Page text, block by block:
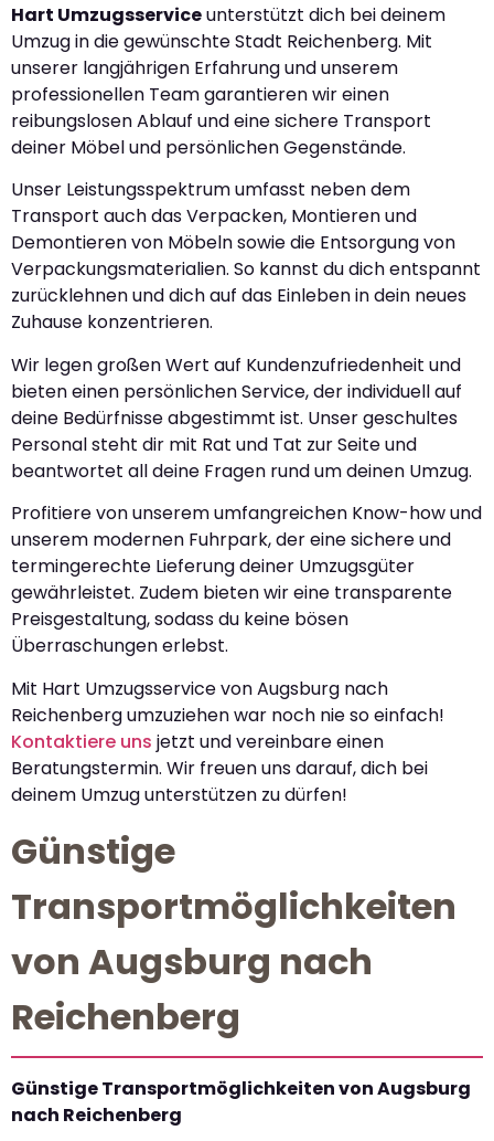
Hart Umzugsserviceunterstützt dich bei deinem
Umzug in die gewünschte Stadt Reichenberg. Mit
unserer langjährigen Erfahrung und unserem
professionellen Team garantieren wir einen
reibungslosen Ablauf und eine sichere Transport
deiner Möbel und persönlichen Gegenstände.
Unser Leistungsspektrum umfasst neben dem
Transport auch das Verpacken, Montieren und
Demontieren von Möbeln sowie die Entsorgung von
Verpackungsmaterialien. So kannst du dich entspannt
zurücklehnen und dich auf das Einleben in dein neues
Zuhause konzentrieren.
Wir legen großen Wert auf Kundenzufriedenheit und
bieten einen persönlichen Service, der individuell auf
deine Bedürfnisse abgestimmt ist. Unser geschultes
Personal steht dir mit Rat und Tat zur Seite und
beantwortet all deine Fragen rund um deinen Umzug.
Profitiere von unserem umfangreichen Know-how und
unserem modernen Fuhrpark, der eine sichere und
termingerechte Lieferung deiner Umzugsgüter
gewährleistet. Zudem bieten wir eine transparente
Preisgestaltung, sodass du keine bösen
Überraschungen erlebst.
Mit Hart Umzugsservice von Augsburg nach
Reichenberg umzuziehen war noch nie so einfach!
Kontaktiere uns jetzt und vereinbare einen
Beratungstermin. Wir freuen uns darauf, dich bei
deinem Umzug unterstützen zu dürfen!
Günstige
Transportmöglichkeiten
von Augsburg nach
Reichenberg
Günstige Transportmöglichkeiten von Augsburg
nach Reichenberg